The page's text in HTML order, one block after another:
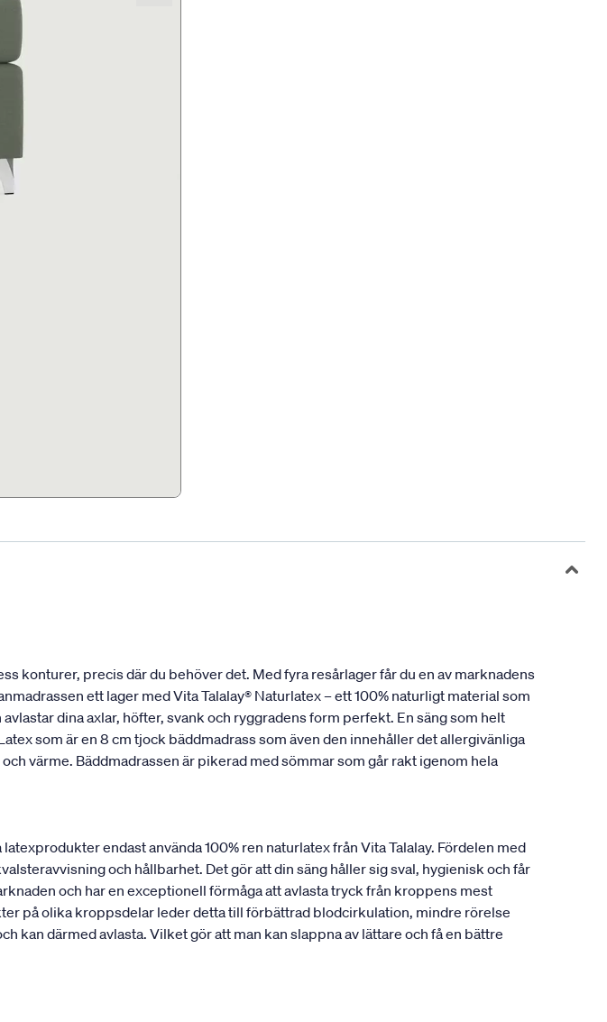
konturer, precis där du behöver det. Med fyra resårlager får du en av marknadens
ett lager med Vita Talalay® Naturlatex – ett 100% naturligt material som
dina axlar, höfter, svank och ryggradens form perfekt. En säng som helt
som är en 8 cm tjock bäddmadrass som även den innehåller det allergivänliga
värme. Bäddmadrassen är pikerad med sömmar som går rakt igenom hela
endast använda 100% ren naturlatex från Vita Talalay. Fördelen med
och hållbarhet. Det gör att din säng håller sig sval, hygienisk och får
och har en exceptionell förmåga att avlasta tryck från kroppens mest
på olika kroppsdelar leder detta till förbättrad blodcirkulation, mindre rörelse
därmed avlasta. Vilket gör att man kan slappna av lättare och få en bättre